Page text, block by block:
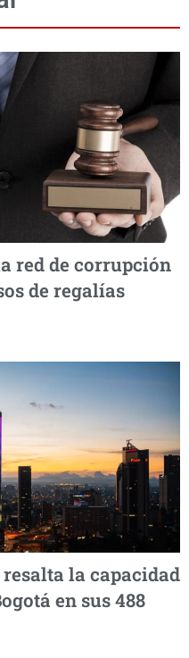
red de corrupción
de regalías
la capacidad
en sus 488